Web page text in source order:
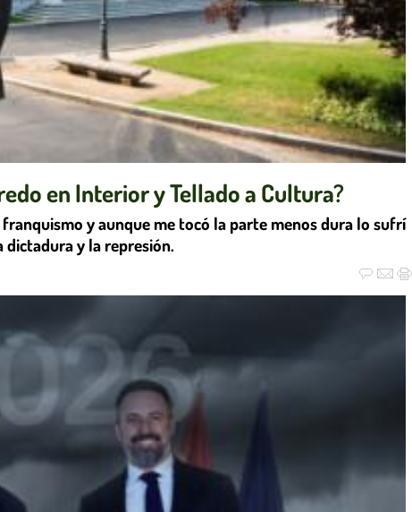
en Interior y Tellado a Cultura?
y aunque me tocó la parte menos dura lo sufrí
dictadura y la represión.